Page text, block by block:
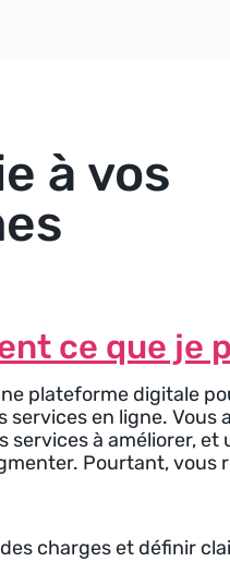
à vos
ce que je
plateforme digitale
en ligne. Vous
services à améliorer, et
Pourtant, vous
charges et définir